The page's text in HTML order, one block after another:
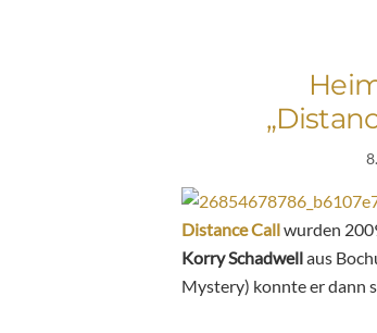
Distance Callwurden
Korry Schadwellaus
Mystery) konnte er dann